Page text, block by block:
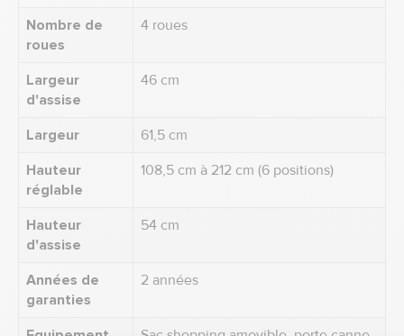
Nombre de
roues
4 roues
Largeur
d'assise
46 cm
Largeur
61,5 cm
Hauteur
réglable
108,5 cm à 212 cm (6 positions)
Hauteur
d'assise
54 cm
Années de
garanties
2 années